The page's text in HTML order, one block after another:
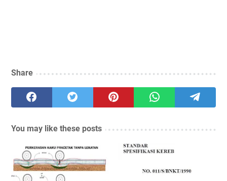
Share
You may like these posts